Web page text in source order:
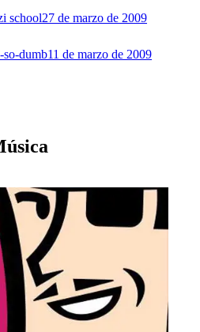
school27 de marzo de 2009
so-dumb11 de marzo de 2009